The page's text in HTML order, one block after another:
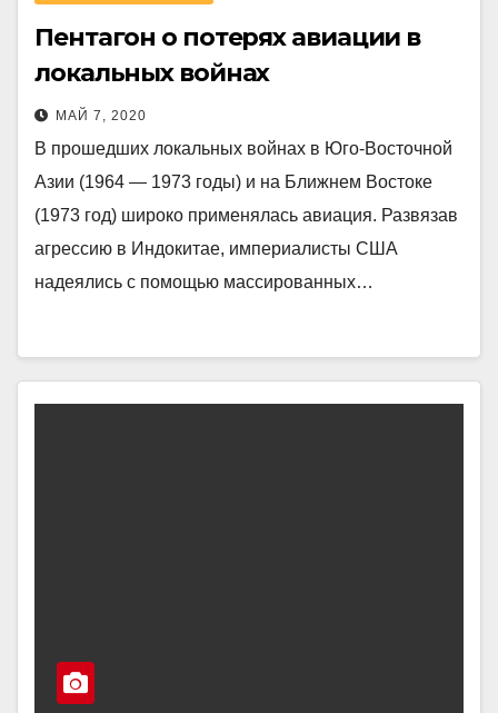
Пентагон о потерях авиации в
локальных войнах
МАЙ 7, 2020
В прошедших локальных войнах в Юго-Восточной
Азии (1964 — 1973 годы) и на Ближнем Востоке
(1973 год) широко применялась авиация. Развязав
агрессию в Индокитае, империалисты США
надеялись с помощью массированных…